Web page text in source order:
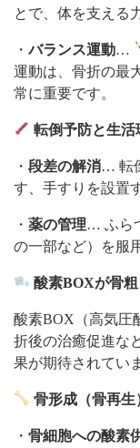
とで、体を支える
・バランス運動…
運動は、骨折の最
常に重要です。
転倒予防と生活
・ 段差の解消… 転
す、手すりを設置
・ 薬の管理… ふら
の一部など）を服
酸素BOXが骨
酸素BOX（高気圧
折後の治癒促進な
果が期待されてい
骨形成（骨再生
・ 骨細胞への酸素